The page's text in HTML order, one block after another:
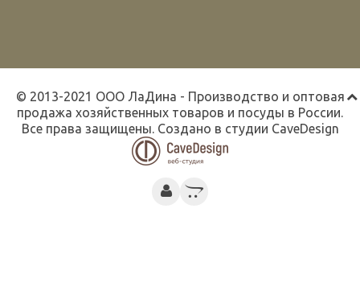
© 2013-2021 ООО ЛаДина - Производство и оптовая
продажа хозяйственных товаров и посуды в России.
Все права защищены. Создано в студии CaveDesign